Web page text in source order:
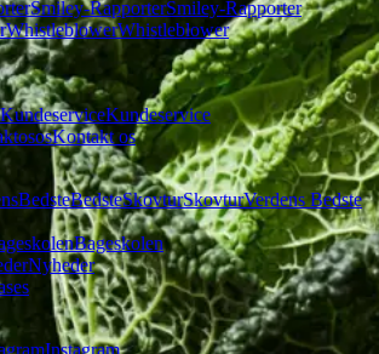
Smiley-RapporterSmiley-Rapporter
WhistleblowerWhistleblower
KundeserviceKundeservice
ososKontakt os
BedsteBedsteSkovturSkovturVerdens Bedste
Bageskolen
Nyheder